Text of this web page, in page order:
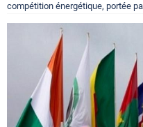
compétition énergétique, portée